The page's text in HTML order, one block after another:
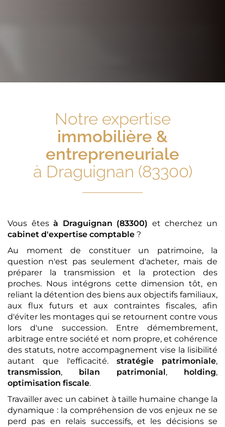
Notre expertise
immobilière &
entrepreneuriale
à Draguignan (83300)
Vous êtesà Draguignan (83300) et cherchez un
cabinet d'expertise comptable ?
Au moment de constituer un patrimoine, la
question n'est pas seulement d'acheter, mais de
préparer la transmission et la protection des
proches. Nous intégrons cette dimension tôt, en
reliant la détention des biens aux objectifs familiaux,
aux flux futurs et aux contraintes fiscales, afin
d'éviter les montages qui se retournent contre vous
lors d'une succession. Entre démembrement,
arbitrage entre société et nom propre, et cohérence
des statuts, notre accompagnement vise la lisibilité
autant que l'efficacité. stratégie patrimoniale,
transmission, bilan patrimonial, holding,
optimisation fiscale.
Travailler avec un cabinet à taille humaine change la
dynamique : la compréhension de vos enjeux ne se
perd pas en relais successifs, et les décisions se